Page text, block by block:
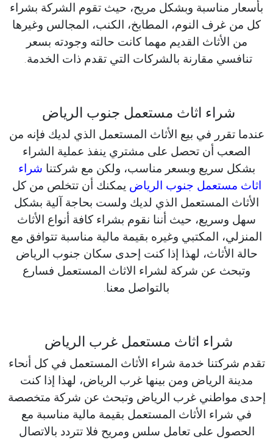
بأسعار مناسبة وبشكل مريح، حيث تقوم الشركة بشراء
كل من غرف النوم، المطابخ، الكنب، المجالس وغيرها
من الأثاث القديم مهما كانت حالته وجودته بسعر
تنافسي مقارنة بالشركات التي تقدم ذات الخدمة.
شراء اثاث مستعمل جنوب الرياض
عندما تقرر في بيع الأثاث المستعمل الذي لديك فإنه من
الصعب أن تحصل على مشتري ينفذ عملية الشراء
بشكل سريع وبسعر مناسب، ولكن مع شركتنا شراء
اثاث مستعمل جنوب الرياض يمكنك أن تتخلص من كل
الأثاث المستعمل الذي لديك ولست بحاجة آلية بشكل
سهل وسريع، حيث أننا نقوم بشراء كافة أنواع الأثاث
المنزلي، المكتبي وغيره بقيمة مالية مناسبة تتوافق مع
حالة الأثاث، لهذا إذا كنت إحدى سكان جنوب الرياض
وتبحث عن شركة لشراء الاثاث المستعمل فسارع
بالتواصل معنا.
شراء اثاث مستعمل غرب الرياض
تقدم شركتنا خدمة شراء الأثاث المستعمل في كل أنحاء
مدينة الرياض ومن بينها غرب الرياض، لهذا إذا كنت
إحدى مواطني غرب الرياض وتبحث عن شركة متخصصة
في شراء الأثاث المستعمل بقيمة مالية مناسبة مع
الحصول على تعامل سلس ومريح فلا تتردد بالاتصال